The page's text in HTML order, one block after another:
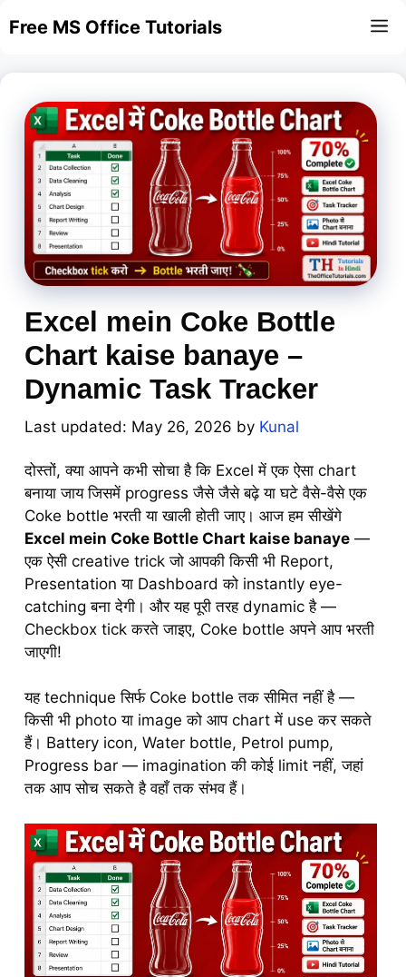
toFree MS Office Tutorials
Excel mein Coke Bottle
Chart kaise banaye –
Dynamic Task Tracker
May 26, 2026 by Kunal
दोस्तों, क्या आपने कभी सोचा है कि Excel में एक ऐसा chart
बनाया जाय जिसमें progress जैसे जैसे बढ़े या घटे वैसे-वैसे एक
Coke bottle भरती या खाली होती जाए। आज हम सीखेंगे
Excel mein Coke Bottle Chart kaise banaye —
एक ऐसी creative trick जो आपकी किसी भी Report,
Presentation या Dashboard को instantly eye-
catching बना देगी। और यह पूरी तरह dynamic है —
Checkbox tick करते जाइए, Coke bottle अपने आप भरती
जाएगी!
यह technique सिर्फ Coke bottle तक सीमित नहीं है —
किसी भी photo या image को आप chart में use कर सकते
हैं। Battery icon, Water bottle, Petrol pump,
Progress bar — imagination की कोई limit नहीं, जहां
तक आप सोच सकते है वहाँ तक संभव हैं।